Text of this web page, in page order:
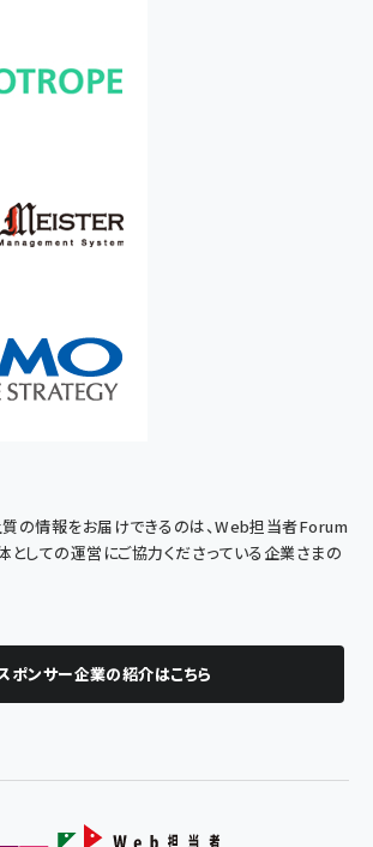
の情報をお届けできるのは、Web担当者Forum
としての運営にご協力くださっている企業さまの
ポンサー企業の紹介はこちら